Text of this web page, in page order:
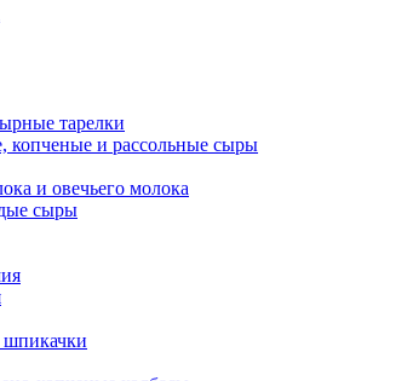
тарелки
копченые и рассольные сыры
и овечьего молока
сыры
шпикачки